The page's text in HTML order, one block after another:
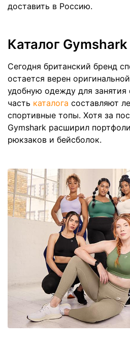
доставить в Россию.
Каталог
Сегодня британский бренд
остается верен
удобную одежду для
часть каталога составляют
спортивные топы. Хотя за
Gymshark расширил
рюкзаков и бейсболок.